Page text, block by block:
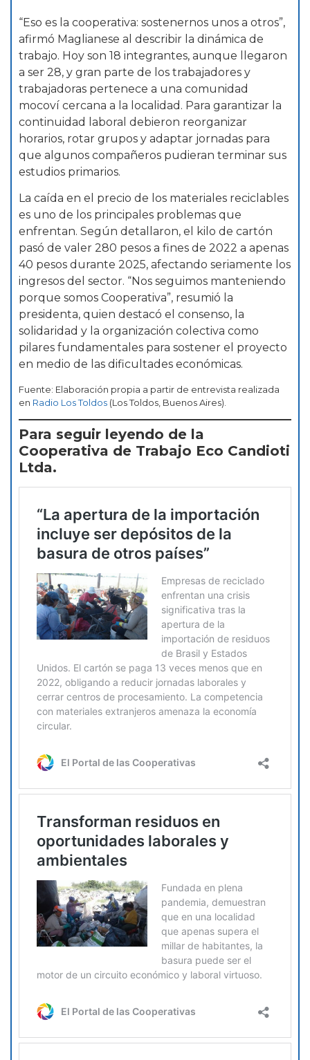
“Eso es la cooperativa: sostenernos unos a otros”,
afirmó Maglianese al describir la dinámica de
trabajo. Hoy son 18 integrantes, aunque llegaron
a ser 28, y gran parte de los trabajadores y
trabajadoras pertenece a una comunidad
mocoví cercana a la localidad. Para garantizar la
continuidad laboral debieron reorganizar
horarios, rotar grupos y adaptar jornadas para
que algunos compañeros pudieran terminar sus
estudios primarios.
La caída en el precio de los materiales reciclables
es uno de los principales problemas que
enfrentan. Según detallaron, el kilo de cartón
pasó de valer 280 pesos a fines de 2022 a apenas
40 pesos durante 2025, afectando seriamente los
ingresos del sector. “Nos seguimos manteniendo
porque somos Cooperativa”, resumió la
presidenta, quien destacó el consenso, la
solidaridad y la organización colectiva como
pilares fundamentales para sostener el proyecto
en medio de las dificultades económicas.
Fuente: Elaboración propia a partir de entrevista realizada
en Radio Los Toldos (Los Toldos, Buenos Aires).
Para seguir leyendo de la
Cooperativa de Trabajo Eco Candioti
Ltda.